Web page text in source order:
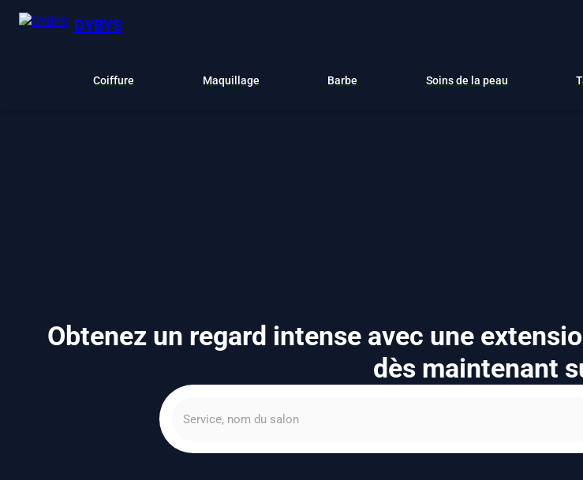
DYBYS
Coiffure Maquillage Barbe Soins de la peau
Obtenez un regard intense avec une
dès maintenant